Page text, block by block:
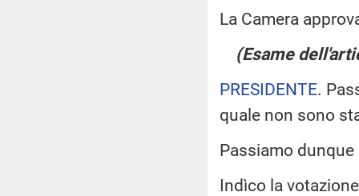
La Camera
(Esame
PRESIDENTE.
quale non sono
Passiamo dunque
Indìco la